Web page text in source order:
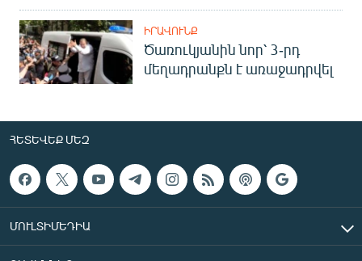
ԻՐԱՎՈՒՆՔ
Ծառուկյանին նոր՝ 3-րդ
մեղադրանքն է առաջադրվել
ՀԵՏԵՎԵՔ ՄԵԶ
ՄՈՒԼՏԻՄԵԴԻԱ